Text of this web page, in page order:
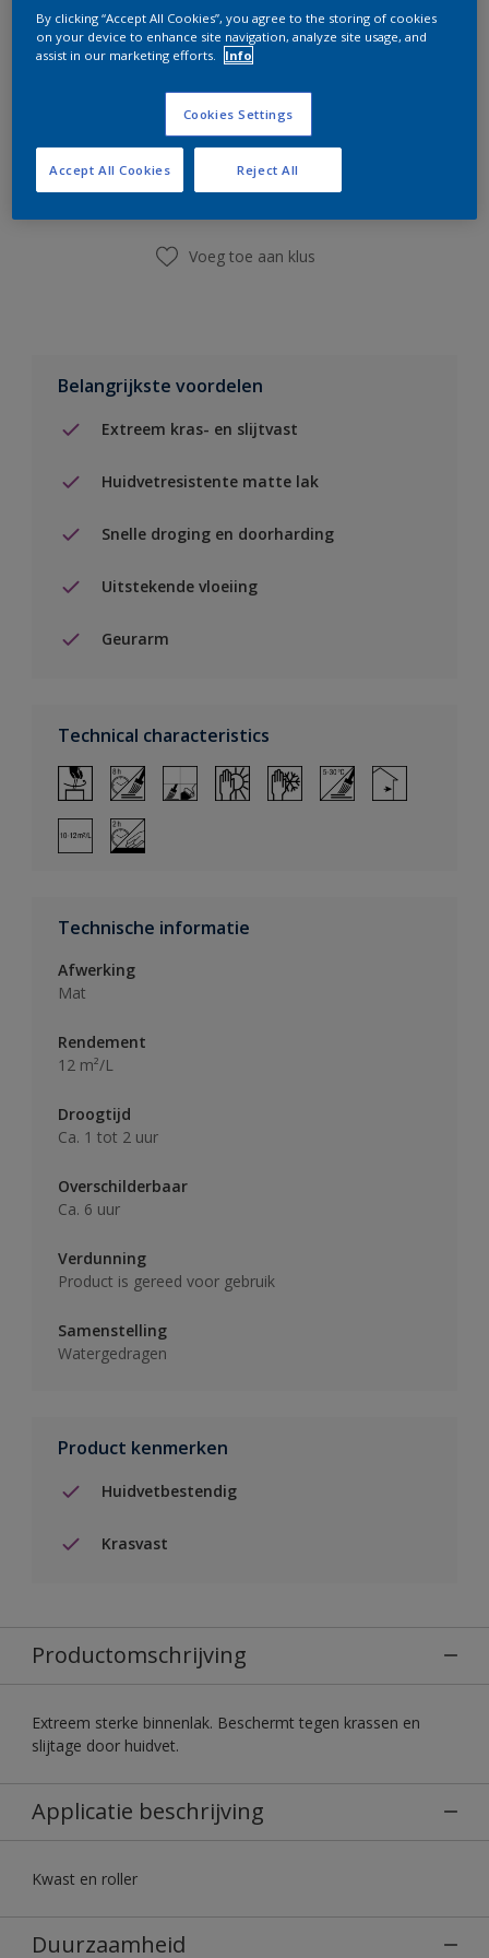
Boodschappenlijst
Vind een winkel
Voeg toe aan klus
Belangrijkste voordelen
Extreem kras- en slijtvast
Huidvetresistente matte lak
Snelle droging en doorharding
Uitstekende vloeiing
Geurarm
Technical characteristics
Technische informatie
Afwerking
Mat
Rendement
12 m²/L
Droogtijd
Ca. 1 tot 2 uur
Overschilderbaar
Ca. 6 uur
Verdunning
Product is gereed voor gebruik
Samenstelling
Watergedragen
Product kenmerken
Huidvetbestendig
Krasvast
Productomschrijving
Extreem sterke binnenlak. Beschermt tegen krassen en
slijtage door huidvet.
Applicatie beschrijving
Kwast en roller
Duurzaamheid
By clicking “Accept All Cookies”, you agree to the storing of cookies
on your device to enhance site navigation, analyze site usage, and
assist in our marketing efforts.
Info
Cookies Settings
Reject All
Accept All Cookies